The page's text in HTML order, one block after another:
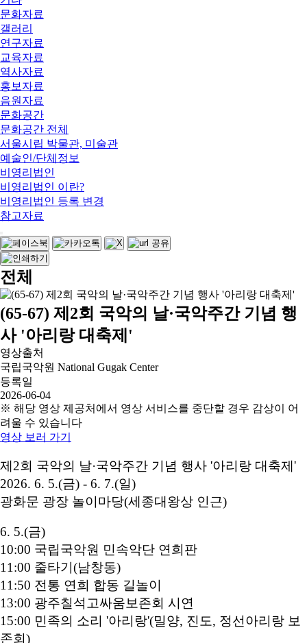
문화자료
갤러리
연구자료
교육자료
역사자료
홍보자료
음원자료
문화공간
문화공간 전체
서울시립 박물관, 미술관
예술인/단체정보
비영리법인
비영리법인 이란?
비영리법인 등록 변경
참고자료
전체
(65-67) 제2회 국악의 날·국악주간 기념 행
사 '아리랑 대축제'
영상출처
국립국악원 National Gugak Center
등록일
2026-06-04
※ 해당 영상 제공처에서 영상 서비스를 중단할 경우 감상이 어
려울 수 있습니다
영상 보러 가기
제2회 국악의 날·국악주간 기념 행사 '아리랑 대축제'
2026. 6. 5.(금) - 6. 7.(일)
광화문 광장 놀이마당(세종대왕상 인근)
6. 5.(금)
10:00 국립국악원 민속악단 연희판
11:00 줄타기(남창동)
11:50 전통 연희 합동 길놀이
13:00 광주칠석고싸움보존회 시연
15:00 민족의 소리 '아리랑'(밀양, 진도, 정선아리랑 보
존회)